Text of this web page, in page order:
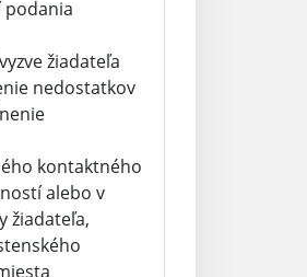
podania
žiadateľa
nedostatkov
kontaktného
alebo v
žiadateľa,